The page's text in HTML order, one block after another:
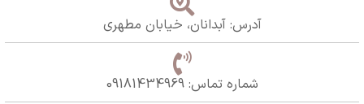
آدرس: آبدانان، خیابان مطهری
شماره تماس: 09181434969